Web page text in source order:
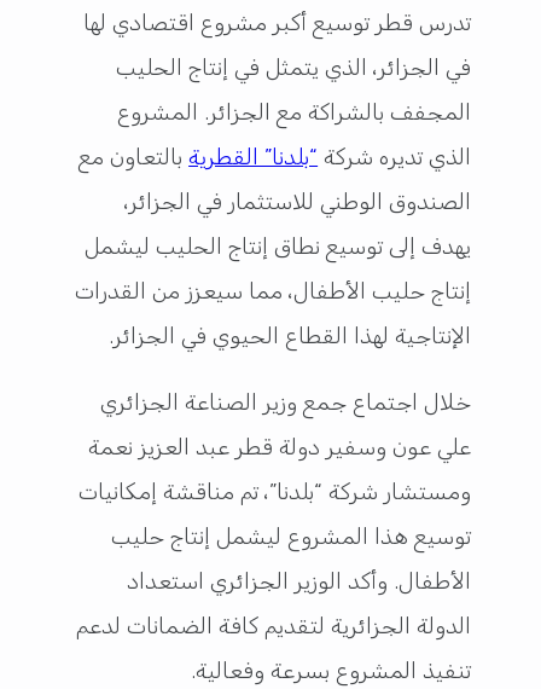
تدرس قطر توسيع أكبر مشروع اقتصادي لها
في الجزائر، الذي يتمثل في إنتاج الحليب
المجفف بالشراكة مع الجزائر. المشروع
الذي تديره شركة “بلدنا” القطريةبالتعاون مع
الصندوق الوطني للاستثمار في الجزائر،
يهدف إلى توسيع نطاق إنتاج الحليب ليشمل
إنتاج حليب الأطفال، مما سيعزز من القدرات
الإنتاجية لهذا القطاع الحيوي في الجزائر.
خلال اجتماع جمع وزير الصناعة الجزائري
علي عون وسفير دولة قطر عبد العزيز نعمة
ومستشار شركة “بلدنا”، تم مناقشة إمكانيات
توسيع هذا المشروع ليشمل إنتاج حليب
الأطفال. وأكد الوزير الجزائري استعداد
الدولة الجزائرية لتقديم كافة الضمانات لدعم
تنفيذ المشروع بسرعة وفعالية.